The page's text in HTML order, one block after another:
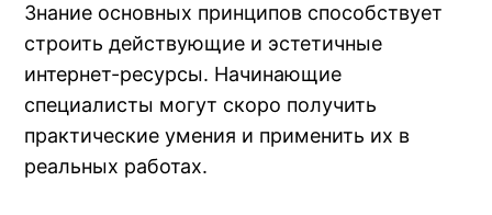
Знание основных принципов способствует
строить действующие и эстетичные
интернет-ресурсы. Начинающие
специалисты могут скоро получить
практические умения и применить их в
реальных работах.